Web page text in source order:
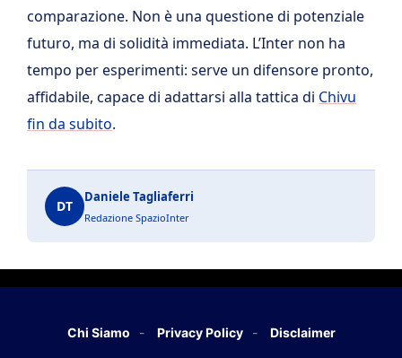
comparazione. Non è una questione di potenziale
futuro, ma di solidità immediata. L’Inter non ha
tempo per esperimenti: serve un difensore pronto,
affidabile, capace di adattarsi alla tattica di Chivu
fin da subito.
DT
Daniele Tagliaferri
Redazione SpazioInter
Chi Siamo Privacy Policy Disclaimer